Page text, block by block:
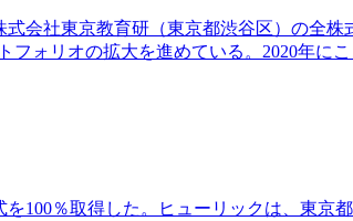
会社東京教育研（東京都渋谷区）の全
ォリオの拡大を進めている。2020年に
100％取得した。ヒューリックは、東京